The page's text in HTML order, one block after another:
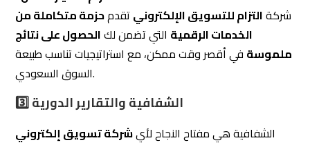
3️⃣ الشفافية والتقارير الدورية
الشفافية هي مفتاح النجاح لأي شركة تسويق إلكتروني
، حيث يجب أن توفر الشركة تقارير واضحة عن أداء
الحملات الإعلانية، مدى تحقيق الأهداف، والمقترحات